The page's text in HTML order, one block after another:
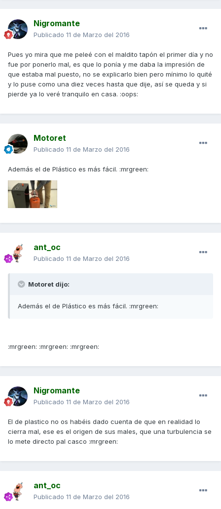
Nigromante
Publicado 11 de Marzo del 2016
Pues yo mira que me peleé con el maldito tapón el primer día y no
fue por ponerlo mal, es que lo ponía y me daba la impresión de
que estaba mal puesto, no se explicarlo bien pero mínimo lo quité
y lo puse como una diez veces hasta que dije, así se queda y si
pierde ya lo veré tranquilo en casa. :oops:
Motoret
Publicado 11 de Marzo del 2016
Además el de Plástico es más fácil. :mrgreen:
ant_oc
Publicado 11 de Marzo del 2016
Motoret dijo:
Además el de Plástico es más fácil. :mrgreen:
:mrgreen: :mrgreen: :mrgreen:
Nigromante
Publicado 11 de Marzo del 2016
El de plastico no os habéis dado cuenta de que en realidad lo
cierra mal, ese es el origen de sus males, que una turbulencia se
lo mete directo pal casco :mrgreen:
ant_oc
Publicado 11 de Marzo del 2016